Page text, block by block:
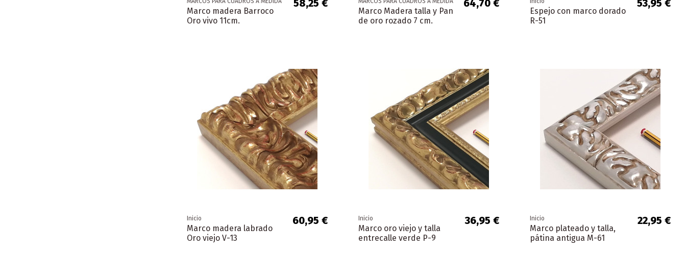
Marco madera Barroco
Oro vivo 11cm.
58,25 €
Marco Madera talla y Pan
de oro rozado 7 cm.
64,70 €
Espejo con marco dorado
R-51
53,95 €
Inicio
Marco madera labrado
Oro viejo V-13
60,95 € Inicio
Marco oro viejo y talla
entrecalle verde P-9
36,95 € Inicio
Marco plateado y talla,
pátina antigua M-61
22,95 €